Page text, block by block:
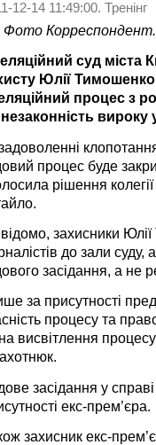
12-14 11:49:00. Тренінг
Фото
суд міста
Юлії
процес з
вироку
процес буде
рішення
захисники
до зали
засідання, а не
за присутності
процесу та
висвітлення
засідання у
екс-прем’єра.
захисник екс-